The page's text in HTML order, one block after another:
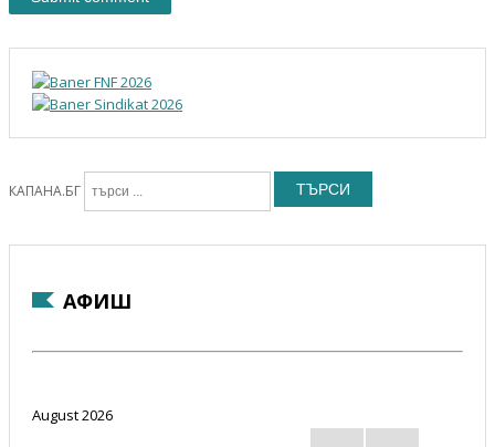
КАПАНА.БГ ТЪРСИ
АФИШ
August 2026